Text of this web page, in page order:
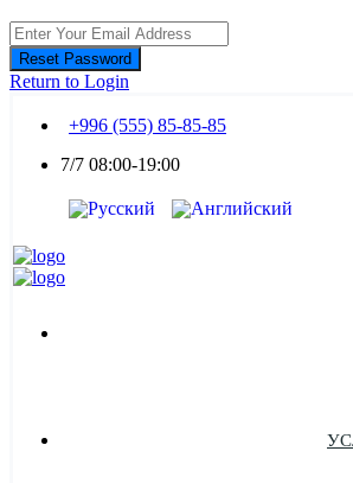
Reset Password
Return to Login
+996 (555) 85-85-85
7/7 08:00-19:00